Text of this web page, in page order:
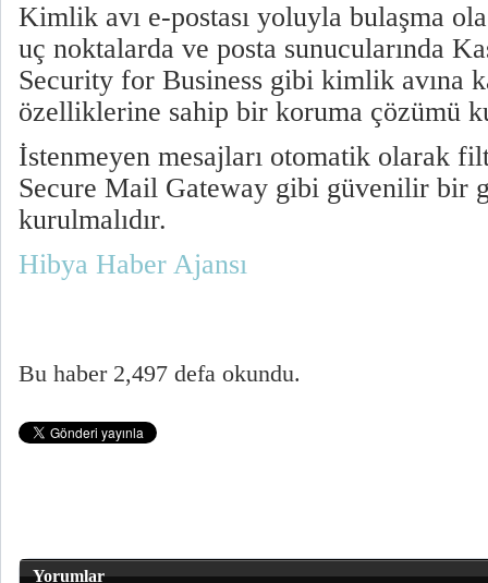
Kimlik avı e-postası yoluyla bulaşma
uç noktalarda ve posta sunucularında
Security for Business gibi kimlik avına
özelliklerine sahip bir koruma çözümü
İstenmeyen mesajları otomatik olarak
Secure Mail Gateway gibi güvenilir bir
kurulmalıdır.
Hibya Haber Ajansı
Bu haber 2,497 defa okundu.
Yorumlar